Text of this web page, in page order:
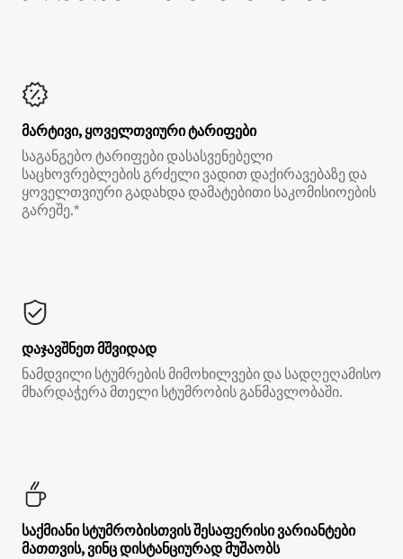
მარტივი, ყოველთვიური ტარიფები
საგანგებო ტარიფები დასასვენებელი
საცხოვრებლების გრძელი ვადით დაქირავებაზე და
ყოველთვიური გადახდა დამატებითი საკომისიოების
გარეშე.*
დაჯავშნეთ მშვიდად
ნამდვილი სტუმრების მიმოხილვები და სადღეღამისო
მხარდაჭერა მთელი სტუმრობის განმავლობაში.
საქმიანი სტუმრობისთვის შესაფერისი ვარიანტები
მათთვის, ვინც დისტანციურად მუშაობს